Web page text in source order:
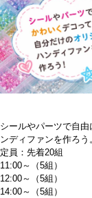
シールやパーツで自
ンディファンを作ろう
定員：先着20組
11:00～（5組）
12:00～（5組）
14:00～（5組）